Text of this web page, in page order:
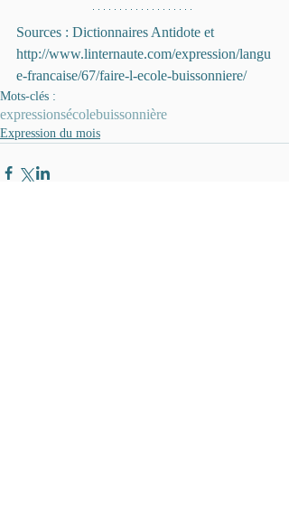
Sources : Dictionnaires Antidote et
http://www.linternaute.com/expression/langu
e-francaise/67/faire-l-ecole-buissonniere/
Mots-clés :
expressionsécolebuissonnière
Expression du mois